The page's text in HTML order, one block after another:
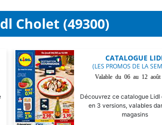
Cholet (49300)
CATALOGUE
(LES PROMOS DE LA
Valable du 06 au 12 août
Découvrez ce catalogue Lidl
en 3 versions, valables
magasins